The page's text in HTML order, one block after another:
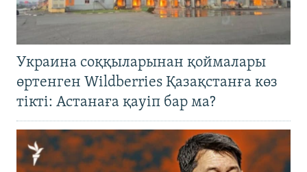
Украина соққыларынан қоймалары
өртенген Wildberries Қазақстанға көз
тікті: Астанаға қауіп бар ма?